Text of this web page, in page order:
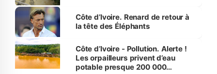
Côte d’Ivoire. Renard de retour à
la tête des Éléphants
Côte d’Ivoire - Pollution. Alerte !
Les orpailleurs privent d’eau
potable presque 200 000